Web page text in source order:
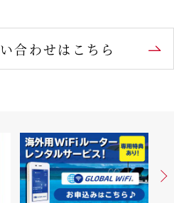
合わせはこちら